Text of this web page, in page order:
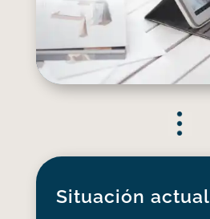
Situación actual